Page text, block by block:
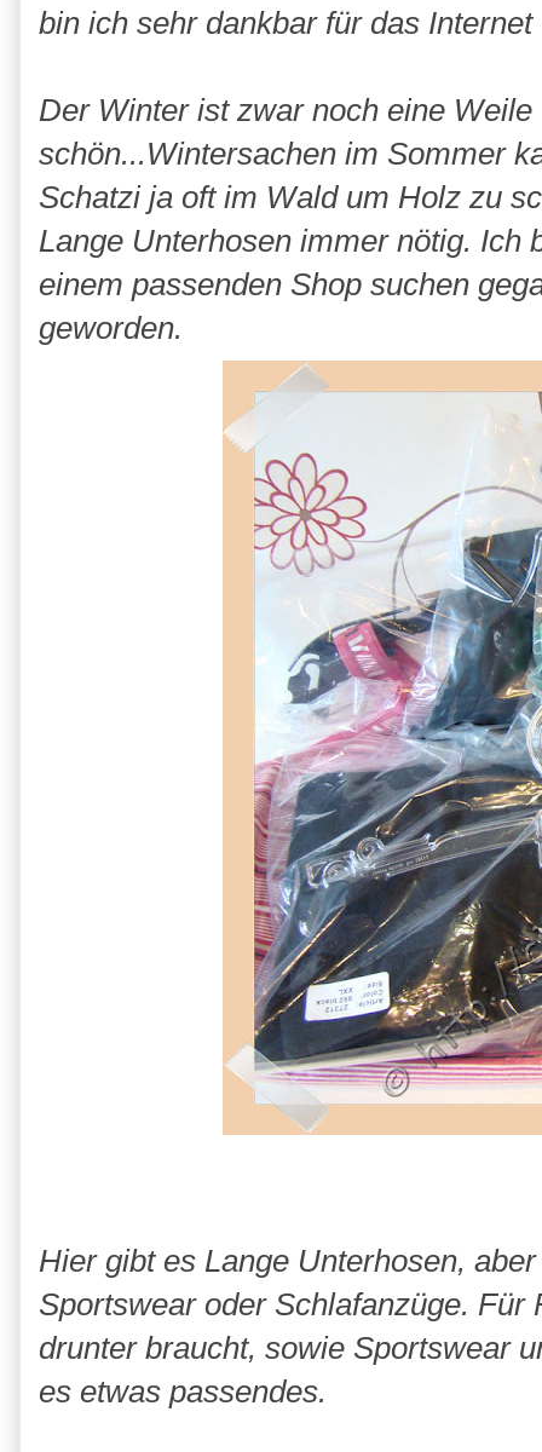
bin ich sehr dankbar für das
Der Winter ist zwar noch eine
schön...Wintersachen im Sommer
Schatzi ja oft im Wald um Holz zu
Lange Unterhosen immer nötig. Ich
einem passenden Shop suchen
geworden.
Hier gibt es Lange Unterhosen,
Sportswear oder Schlafanzüge.
drunter braucht, sowie Sportswear
es etwas passendes.